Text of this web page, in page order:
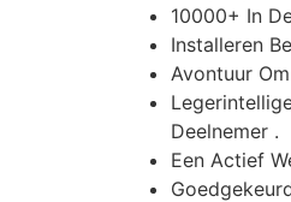
10000+ In
Installeren
Avontuur
Deelnemer .
Een Actief